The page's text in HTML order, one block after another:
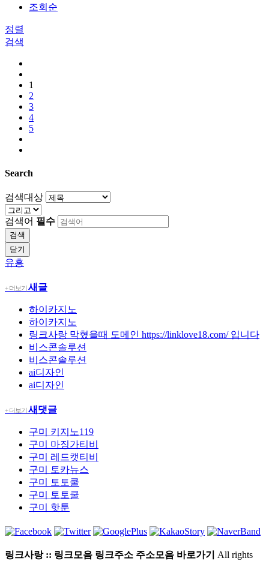
조회순
정렬
검색
1
2
3
4
5
Search
검색대상
검색어 필수
검색
닫기
유흥
+ 더보기새글
하이카지노
하이카지노
링크사랑 막혔을때 도메인 https://linklove18.com/ 입니다
비스콘솔루션
비스콘솔루션
ai디자인
ai디자인
+ 더보기새댓글
구미 키지노119
구미 마징가티비
구미 레드캣티비
구미
토카뉴스
구미
토토쿨
구미
토토쿨
구미 핫툰
링크사랑 :: 링크모음 링크주소 주소모음 바로가기 All rights